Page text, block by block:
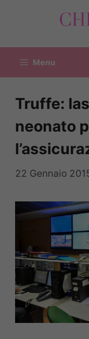
Menu
Truffe:
neonato
22 Gennaio